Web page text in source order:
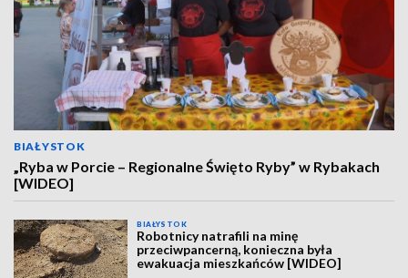
BIAŁYSTOK
„Ryba w Porcie – Regionalne Święto Ryby” w Rybakach
[WIDEO]
BIAŁYSTOK
Robotnicy natrafili na minę
przeciwpancerną, konieczna była
ewakuacja mieszkańców [WIDEO]